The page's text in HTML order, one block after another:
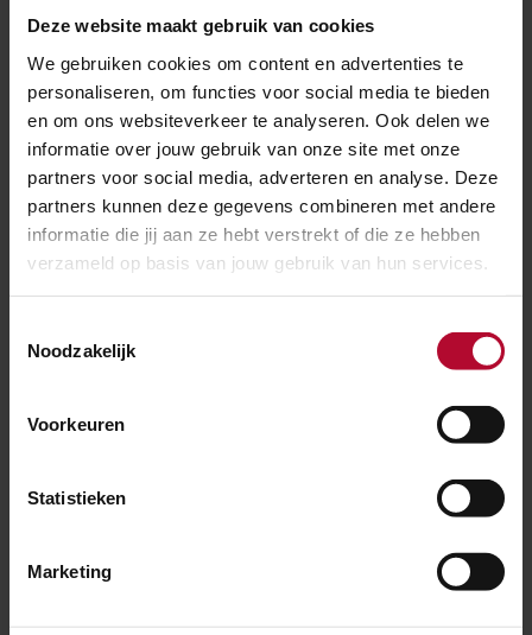
Deze website maakt gebruik van cookies
We gebruiken cookies om content en advertenties te
personaliseren, om functies voor social media te bieden
en om ons websiteverkeer te analyseren. Ook delen we
informatie over jouw gebruik van onze site met onze
partners voor social media, adverteren en analyse. Deze
partners kunnen deze gegevens combineren met andere
informatie die jij aan ze hebt verstrekt of die ze hebben
verzameld op basis van jouw gebruik van hun services.
Noodzakelijk
Voorkeuren
Statistieken
Marketing
soepeler het station in- en uitrijden. Tijdens de
meivakantie en het Pinksterweekend werkt ProRail
aan twee perrons, aan het spoor, de bovenleiding en
aan een nieuw beveiligingssysteem. Uiteraard werken
we ook door aan de nieuwe stationshal, in de
Eind 2016 is de spoor- en stationsvernieuwing in
Utrecht grotendeels afgerond.
Ben je tevreden over de informatie op
Ja